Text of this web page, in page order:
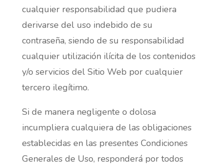
cualquier responsabilidad que pudiera
derivarse del uso indebido de su
contraseña, siendo de su responsabilidad
cualquier utilización ilícita de los contenidos
y/o servicios del Sitio Web por cualquier
tercero ilegítimo.
Si de manera negligente o dolosa
incumpliera cualquiera de las obligaciones
establecidas en las presentes Condiciones
Generales de Uso, responderá por todos